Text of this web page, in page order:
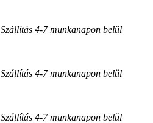
Szállítás 4-7 munkanapon belül
Szállítás 4-7 munkanapon belül
Szállítás 4-7 munkanapon belül